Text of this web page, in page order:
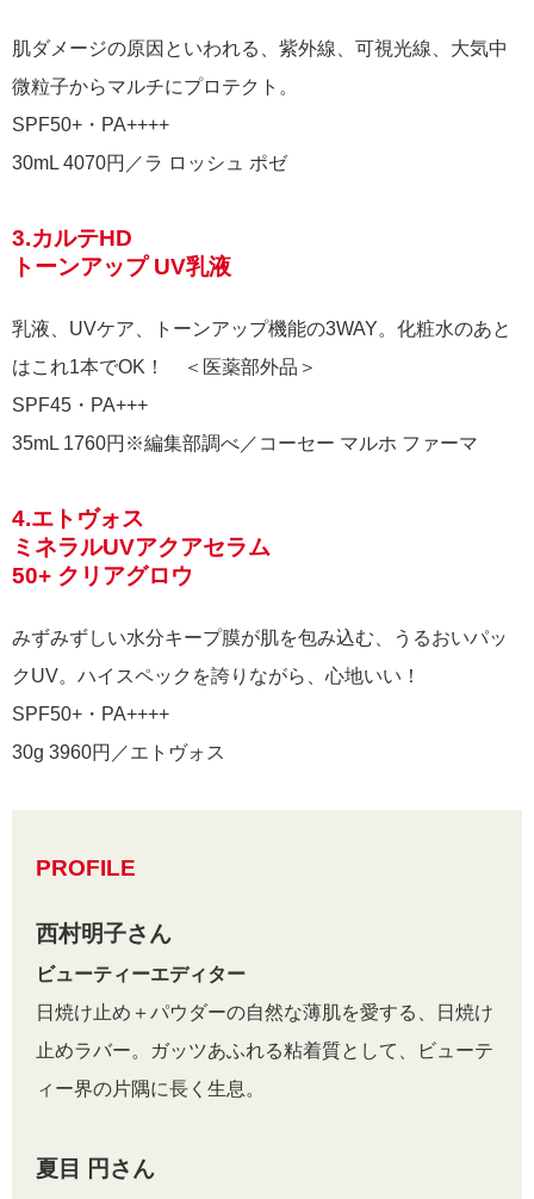
肌ダメージの原因といわれる、紫外線、可視光線、大気中
微粒子からマルチにプロテクト。
SPF50+・PA++++
30mL 4070円／ラ ロッシュ ポゼ
3.カルテHD
トーンアップ UV乳液
乳液、UVケア、トーンアップ機能の3WAY。化粧水のあと
はこれ1本でOK！ ＜医薬部外品＞
SPF45・PA+++
35mL 1760円※編集部調べ／コーセー マルホ ファーマ
4.エトヴォス
ミネラルUVアクアセラム
50+ クリアグロウ
みずみずしい水分キープ膜が肌を包み込む、うるおいパッ
クUV。ハイスペックを誇りながら、心地いい！
SPF50+・PA++++
30g 3960円／エトヴォス
PROFILE
西村明子さん
ビューティーエディター
日焼け止め＋パウダーの自然な薄肌を愛する、日焼け
止めラバー。ガッツあふれる粘着質として、ビューテ
ィー界の片隅に長く生息。
夏目 円さん